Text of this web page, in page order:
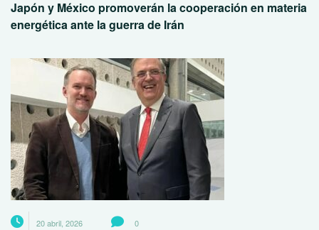
Japón y México promoverán la cooperación en materia
energética ante la guerra de Irán
20 abril, 2026 0